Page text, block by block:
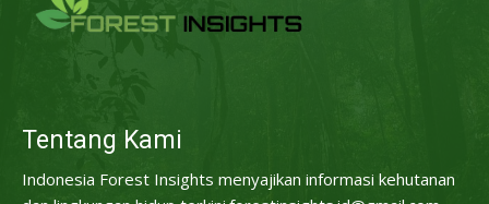
Tentang Kami
Indonesia Forest Insights menyajikan informasi kehutanan